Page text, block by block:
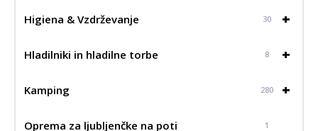
+
Higiena & Vzdrževanje 30
+
Hladilniki in hladilne torbe 8
+
Kamping 280
Oprema za ljubljenčke na poti 1